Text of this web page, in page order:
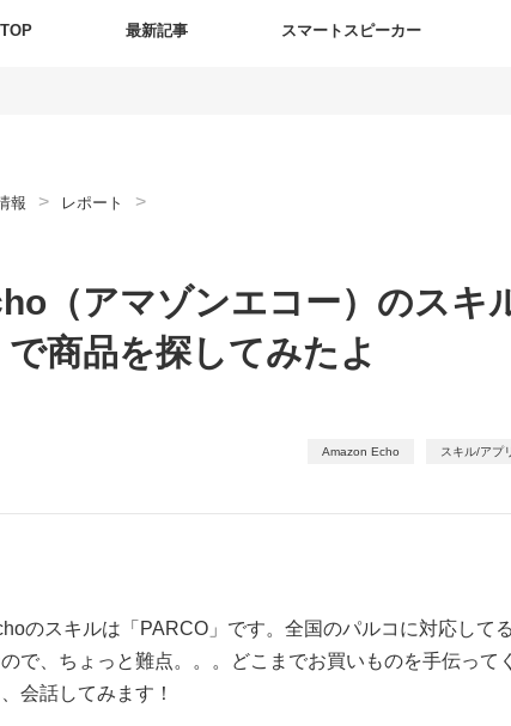
TOP 最新記事 スマートスピーカー
報 > レポート >
（アマゾンエコー）のスキ
で商品を探してみたよ
Amazon Echo スキル/アプ
のスキルは「PARCO」です。全国のパルコに対応して
で、ちょっと難点。。。どこまでお買いものを手伝って
会話してみます！